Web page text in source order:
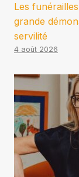
Les
grande
servilité
4 août 2026